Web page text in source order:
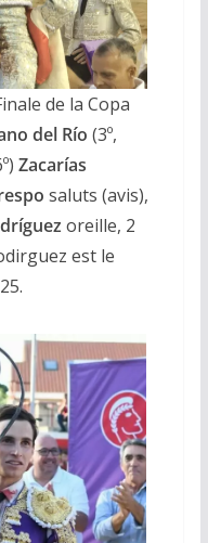
de la Copa
del Río (3º,
Zacarías
saluts (avis),
oreille, 2
est le